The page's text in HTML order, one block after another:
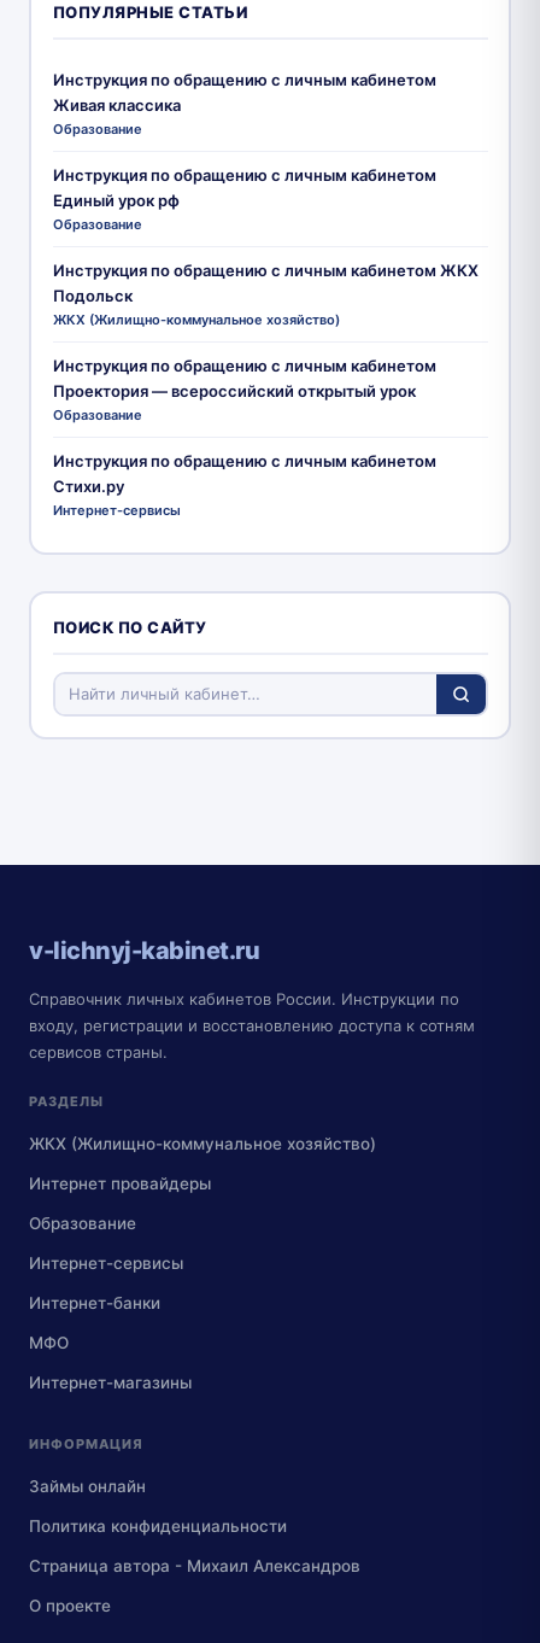
ПОПУЛЯРНЫЕ СТАТЬИ
Инструкция по обращению с личным кабинетом
Живая классика
Образование
Инструкция по обращению с личным кабинетом
Единый урок рф
Образование
Инструкция по обращению с личным кабинетом ЖКХ
Подольск
ЖКХ (Жилищно-коммунальное хозяйство)
Инструкция по обращению с личным кабинетом
Проектория — всероссийский открытый урок
Образование
Инструкция по обращению с личным кабинетом
Стихи.ру
Интернет-сервисы
ПОИСК ПО САЙТУ
v-lichnyj-kabinet.ru
Справочник личных кабинетов России. Инструкции по
входу, регистрации и восстановлению доступа к сотням
сервисов страны.
РАЗДЕЛЫ
ЖКХ (Жилищно-коммунальное хозяйство)
Интернет провайдеры
Образование
Интернет-сервисы
Интернет-банки
МФО
Интернет-магазины
ИНФОРМАЦИЯ
Займы онлайн
Политика конфиденциальности
Страница автора - Михаил Александров
О проекте